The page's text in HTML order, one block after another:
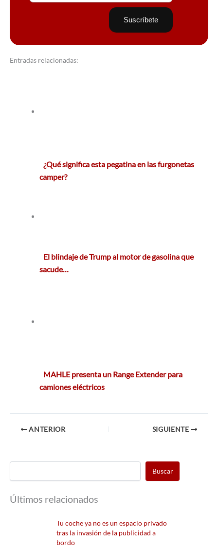
Entradas relacionadas:
¿Qué significa esta pegatina en las furgonetas
camper?
El blindaje de Trump al motor de gasolina que
sacude…
MAHLE presenta un Range Extender para
camiones eléctricos
ANTERIOR SIGUIENTE
Buscar
Últimos relacionados
Tu coche ya no es un espacio privado
tras la invasión de la publicidad a
bordo